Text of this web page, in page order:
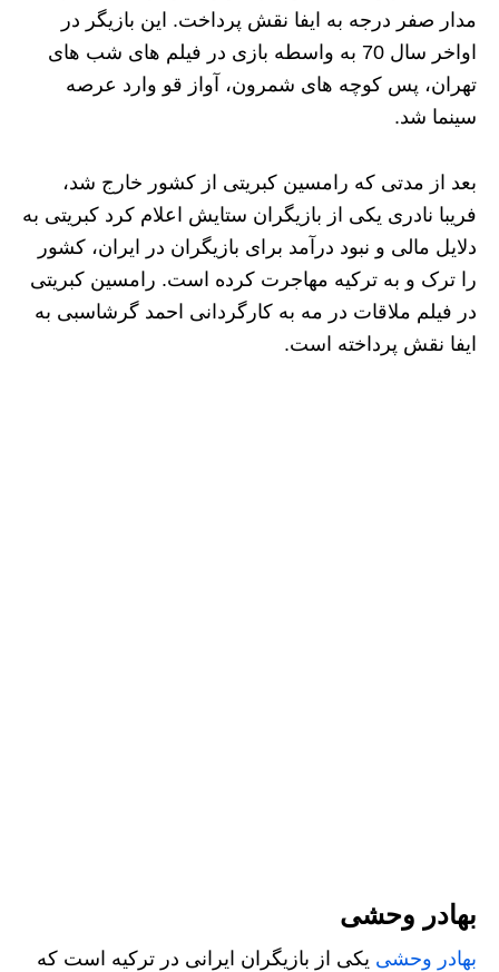
مدار صفر درجه به ایفا نقش پرداخت. این بازیگر در
اواخر سال 70 به واسطه بازی در فیلم های شب های
تهران، پس کوچه های شمرون، آواز قو وارد عرصه
سینما شد.
بعد از مدتی که رامسین کبریتی از کشور خارج شد،
فریبا نادری یکی از بازیگران ستایش اعلام کرد کبریتی به
دلایل مالی و نبود درآمد برای بازیگران در ایران، کشور
را ترک و به ترکیه مهاجرت کرده است. رامسین کبریتی
در فیلم ملاقات در مه به کارگردانی احمد گرشاسبی به
ایفا نقش پرداخته است.
بهادر وحشی
بهادر وحشی یکی از بازیگران ایرانی در ترکیه است که